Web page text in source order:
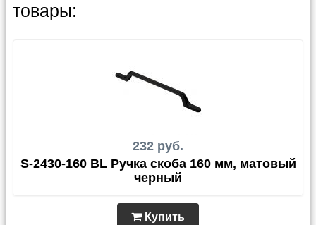
товары:
232 руб.
S-2430-160 BL Ручка скоба 160 мм, матовый
черный
Купить